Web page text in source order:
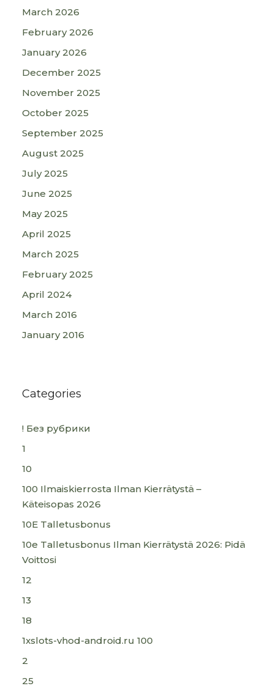
March 2026
February 2026
January 2026
December 2025
November 2025
October 2025
September 2025
August 2025
July 2025
June 2025
May 2025
April 2025
March 2025
February 2025
April 2024
March 2016
January 2016
Categories
! Без рубрики
1
10
100 Ilmaiskierrosta Ilman Kierrätystä –
Käteisopas 2026
10E Talletusbonus
10e Talletusbonus Ilman Kierrätystä 2026: Pidä
Voittosi
12
13
18
1xslots-vhod-android.ru 100
2
25